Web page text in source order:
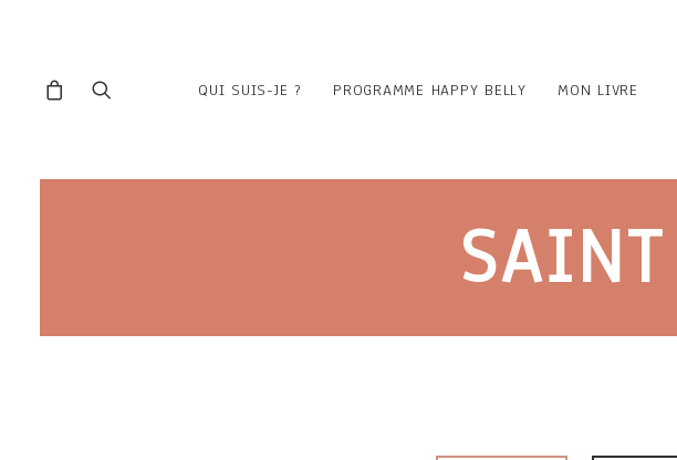
QUI SUIS-JE ? PROGRAMME HAPPY BELLY MON LIVRE